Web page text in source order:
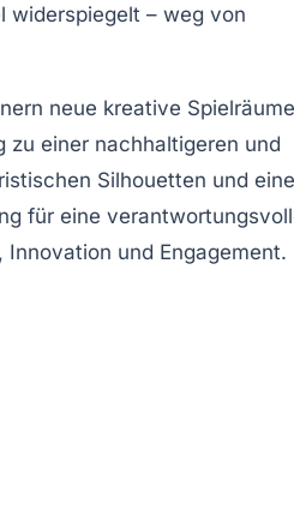
widerspiegelt – weg von
neue kreative
zu einer nachhaltigeren und
Silhouetten und
für eine
und Engagement.